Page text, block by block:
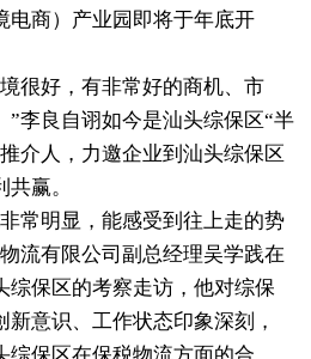
电商）产业园即将于年底开
好，有非常好的商机、市
”李良自诩如今是汕头综保区“半
介人，力邀企业到汕头综保区
赢。
明显，能感受到往上走的势
流有限公司副总经理吴学践在
综保区的考察走访，他对综保
新意识、工作状态印象深刻，